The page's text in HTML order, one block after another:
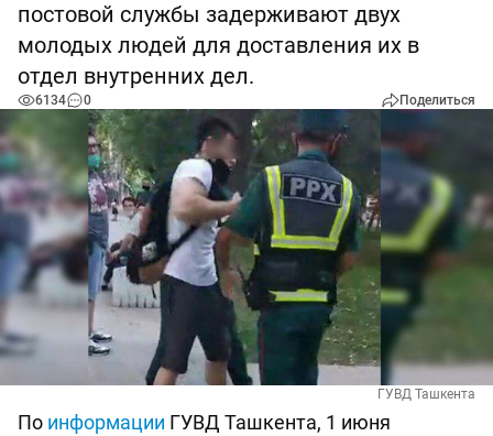
постовой службы задерживают двух
молодых людей для доставления их в
отдел внутренних дел.
6134 0 Поделиться
ГУВД Ташкента
По информации ГУВД Ташкента, 1 июня